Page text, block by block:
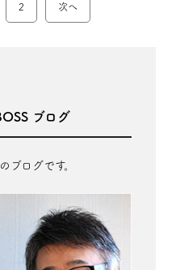
2 次へ
ブログ
ブログです。